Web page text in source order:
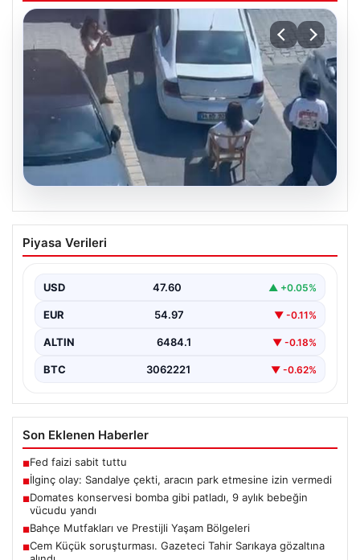
05.08.2026
İlginç olay: Sandalye çekti, aracın park
etmesine izin vermedi
Otomobilin Park Etmesine Tepkili Çalışan Arasında
Gerginlik Yaşandı",…
Piyasa Verileri
USD 47.60 ▲ +0.05%
EUR 54.97 ▼ -0.11%
ALTIN 6484.1 ▼ -0.18%
BTC 3062221 ▼ -0.62%
Son Eklenen Haberler
■Fed faizi sabit tuttu
■İlginç olay: Sandalye çekti, aracın park etmesine izin vermedi
■Domates konservesi bomba gibi patladı, 9 aylık bebeğin
vücudu yandı
■Bahçe Mutfakları ve Prestijli Yaşam Bölgeleri
■Cem Küçük soruşturması. Gazeteci Tahir Sarıkaya gözaltına